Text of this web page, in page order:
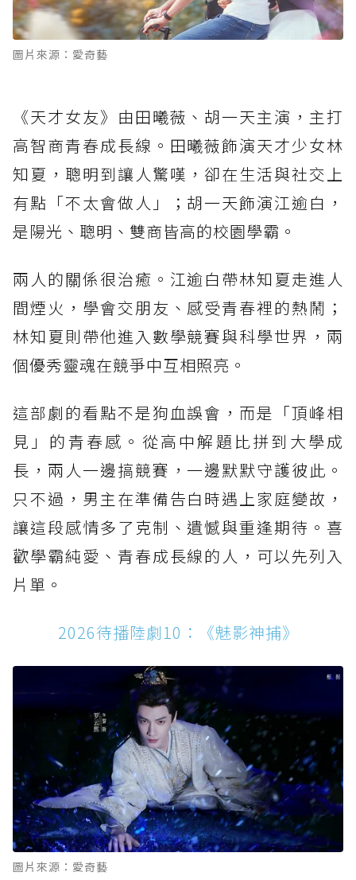
圖片來源：愛奇藝
《天才女友》由田曦薇、胡一天主演，主打
高智商青春成長線。田曦薇飾演天才少女林
知夏，聰明到讓人驚嘆，卻在生活與社交上
有點「不太會做人」；胡一天飾演江逾白，
是陽光、聰明、雙商皆高的校園學霸。
兩人的關係很治癒。江逾白帶林知夏走進人
間煙火，學會交朋友、感受青春裡的熱鬧；
林知夏則帶他進入數學競賽與科學世界，兩
個優秀靈魂在競爭中互相照亮。
這部劇的看點不是狗血誤會，而是「頂峰相
見」的青春感。從高中解題比拼到大學成
長，兩人一邊搞競賽，一邊默默守護彼此。
只不過，男主在準備告白時遇上家庭變故，
讓這段感情多了克制、遺憾與重逢期待。喜
歡學霸純愛、青春成長線的人，可以先列入
片單。
2026待播陸劇10：《魅影神捕》
圖片來源：愛奇藝